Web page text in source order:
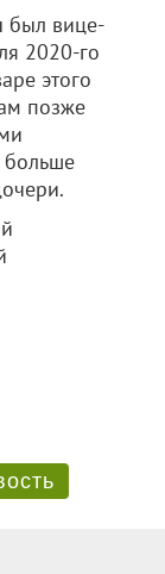
был вице-
2020-го
этого
позже
больше